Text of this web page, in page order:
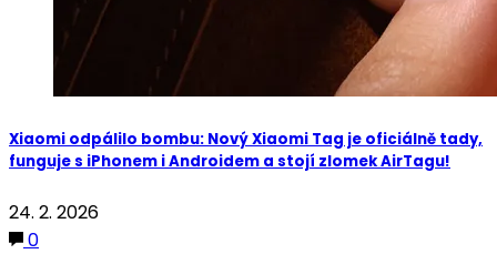
Xiaomi odpálilo bombu: Nový Xiaomi Tag je oficiálně tady,
funguje s iPhonem i Androidem a stojí zlomek AirTagu!
24. 2. 2026
0